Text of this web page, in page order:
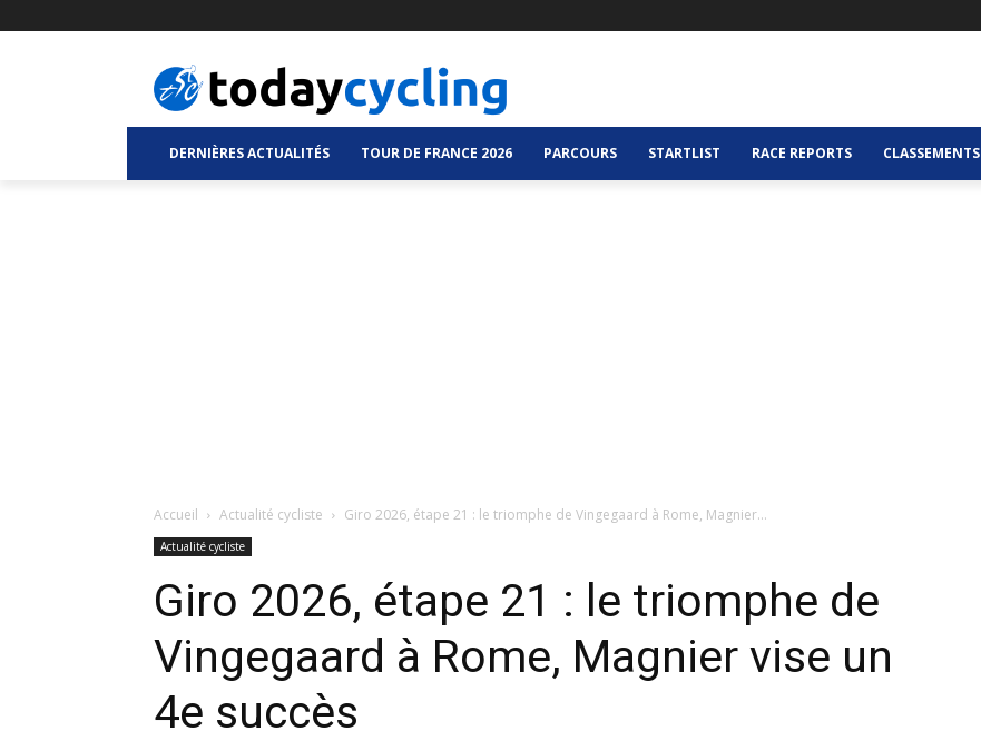
DERNIÈRES ACTUALITÉS TOUR DE FRANCE 2026 PARCOURS STARTLIST RACE REPORTS CLASSEMENTS
Accueil Actualité cycliste Giro 2026, étape 21 : le triomphe de Vingegaard à Rome, Magnier...
Actualité cycliste
Giro 2026, étape 21 : le triomphe de
Vingegaard à Rome, Magnier vise un
4e succès